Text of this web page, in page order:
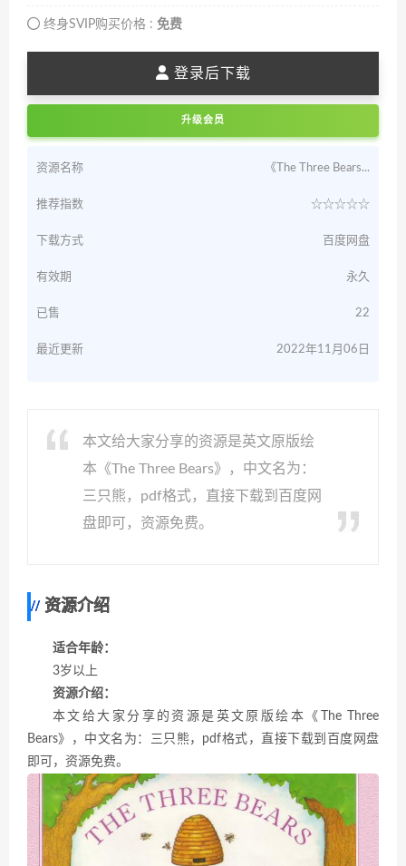
终身SVIP购买价格 : 免费
登录后下载
升级会员
资源名称 《The Three Bears...
推荐指数 ☆☆☆☆☆
下载方式 百度网盘
有效期 永久
已售 22
最近更新 2022年11月06日
本文给大家分享的资源是英文原版绘
本《The Three Bears》，中文名为：
三只熊，pdf格式，直接下载到百度网
盘即可，资源免费。
资源介绍
适合年龄：
3岁以上
资源介绍：
本文给大家分享的资源是英文原版绘本《The Three
Bears》，中文名为：三只熊，pdf格式，直接下载到百度网盘
即可，资源免费。